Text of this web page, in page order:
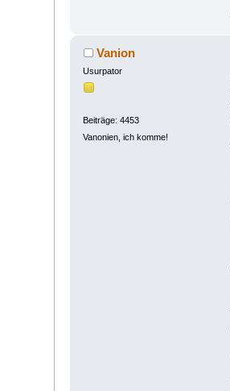
Vanion
Usurpator
Beiträge: 4453
Vanonien, ich komme!